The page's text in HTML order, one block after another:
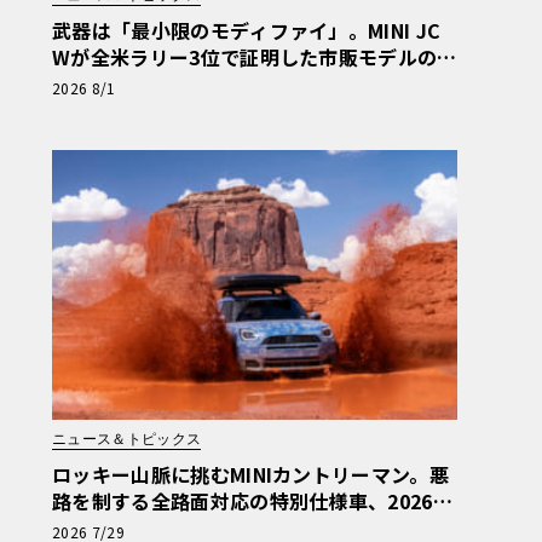
武器は「最小限のモディファイ」。MINI JC
Wが全米ラリー3位で証明した市販モデルの真
価
2026 8/1
ニュース＆トピックス
ロッキー山脈に挑むMINIカントリーマン。悪
路を制する全路面対応の特別仕様車、2026年
10月の初公開へ向け最終段階
2026 7/29